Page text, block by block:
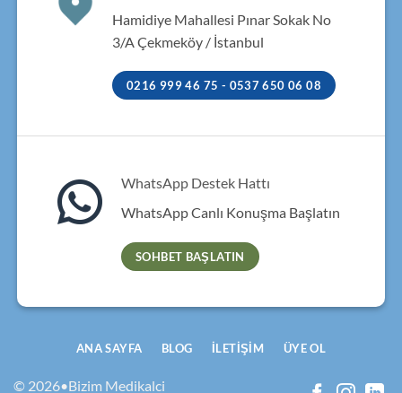
Hamidiye Mahallesi Pınar Sokak No
3/A Çekmeköy / İstanbul
0216 999 46 75 - 0537 650 06 08
WhatsApp Destek Hattı
WhatsApp Canlı Konuşma Başlatın
SOHBET BAŞLATIN
© 2026•Bizim Medikalci
ANA SAYFA BLOG İLETIŞIM ÜYE OL